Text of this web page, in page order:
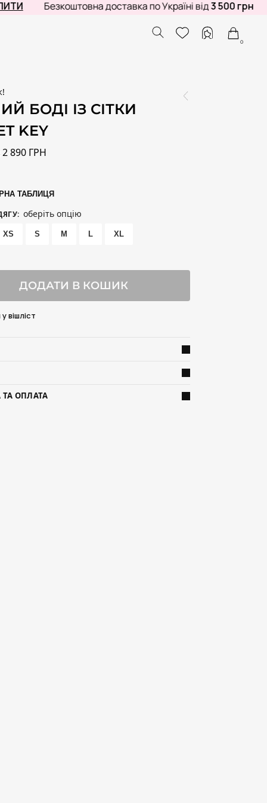
Безкоштовна доставка по Україні від3 500 грн
0
БОДІ ІЗ СІТКИ
KEY
2 890 ГРН
ТАБЛИЦЯ
: оберіть опцію
XS S M L XL
ДОДАТИ В КОШИК
вішліст
ОПЛАТА